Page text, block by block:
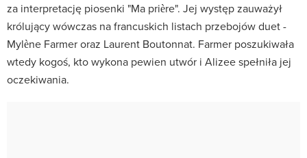
za interpretację piosenki "Ma prière". Jej występ zauważył
królujący wówczas na francuskich listach przebojów duet -
Mylène Farmer oraz Laurent Boutonnat. Farmer poszukiwała
wtedy kogoś, kto wykona pewien utwór i Alizee spełniła jej
oczekiwania.